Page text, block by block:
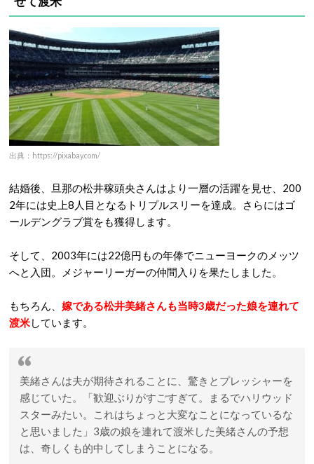
出典：https://pixabay.com/
結婚後、旦那の松井稼頭央さんはより一層の活躍を見せ、200
2年には史上8人目となるトリプルスリーを達成。さらにはゴ
ールデングラブ賞をも獲得します。
そして、2003年には22億円もの年俸でニューヨークのメッツ
へと入団。メジャーリーガーの仲間入りを果たしました。
もちろん、 嫁である松井美緒さんも当時3歳だった娘を連れて
渡米しています。
美緒さんは夫が期待されることに、驚きとプレッシャーを
感じていた。「歓迎ぶりがすごすぎて。まるでハリウッド
スターみたい。これはちょっと大変なことになっているな
と思いました」3歳の娘を連れて渡米した美緒さんの予想
は、奇しくも的中してしまうことになる。